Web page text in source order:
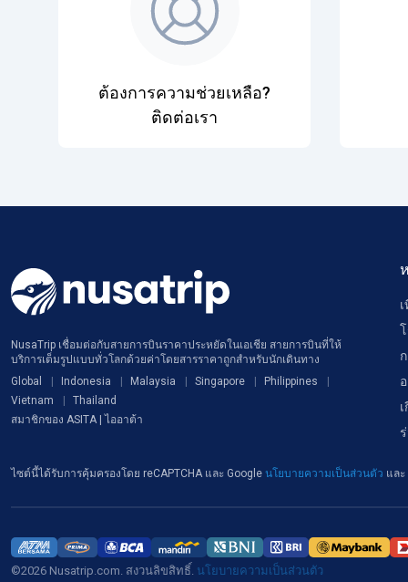
ต้องการความช่วยเหลือ?
ติดต่อเรา
NusaTrip เชื่อมต่อกับสายการบินราคาประหยัดในเอเชีย สายการบินที่ให้
บริการเต็มรูปแบบทั่วโลกด้วยค่าโดยสารราคาถูกสำหรับนักเดินทาง
Global
Indonesia Malaysia Singapore
Philippines
Vietnam
Thailand
สมาชิกของ ASITA | ไออาต้า
ไซต์นี้ได้รับการคุ้มครองโดย reCAPTCHA และ Google นโยบายความเป็นส่วนตัว และ
©2026 Nusatrip.com. สงวนลิขสิทธิ์. นโยบายความเป็นส่วนตัว